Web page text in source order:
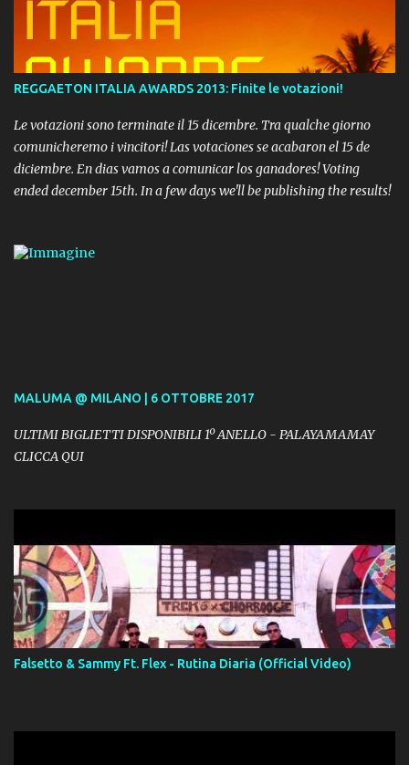
REGGAETON ITALIA AWARDS 2013: Finite le votazioni!
Le votazioni sono terminate il 15 dicembre. Tra qualche giorno
comunicheremo i vincitori! Las votaciones se acabaron el 15 de
diciembre. En dias vamos a comunicar los ganadores! Voting
ended december 15th. In a few days we'll be publishing the results!
MALUMA @ MILANO | 6 OTTOBRE 2017
ULTIMI BIGLIETTI DISPONIBILI 1º ANELLO - PALAYAMAMAY
CLICCA QUI
Falsetto & Sammy Ft. Flex - Rutina Diaria (Official Video)